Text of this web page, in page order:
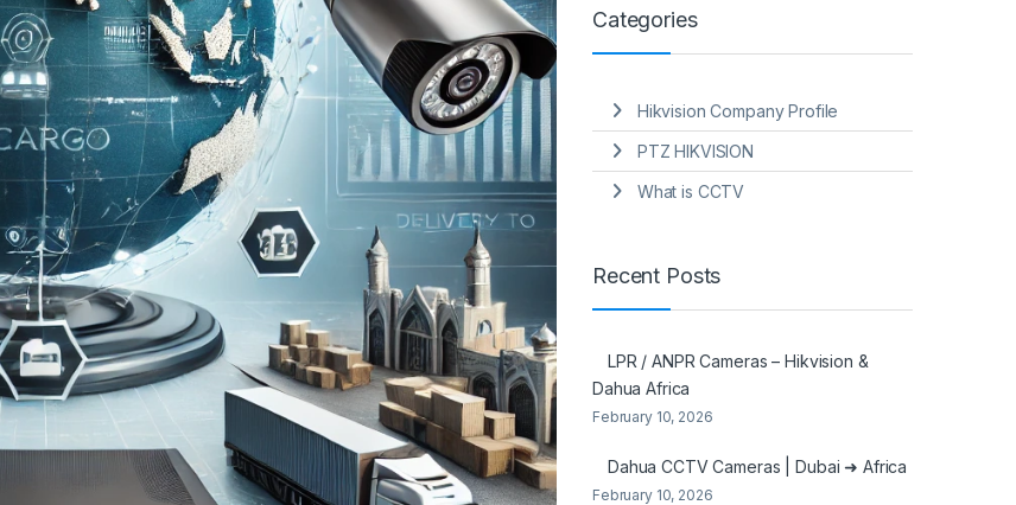
Categories
Hikvision Company Profile
PTZ HIKVISION
What is CCTV
Recent Posts
LPR / ANPR Cameras – Hikvision &
Dahua Africa
February 10, 2026
Dahua CCTV Cameras | Dubai ➜ Africa
February 10, 2026